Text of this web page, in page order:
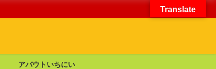
アバウトいちにい
Translate